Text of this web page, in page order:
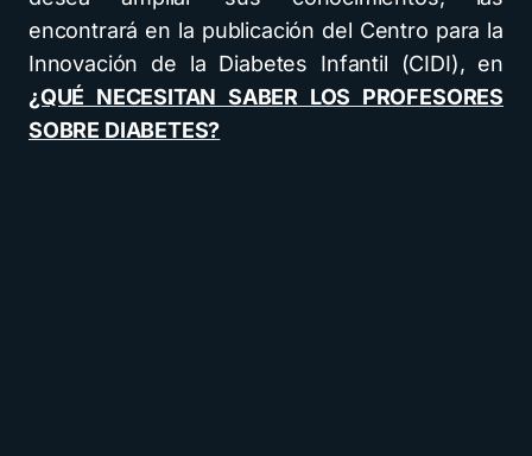
encontrará en la publicación del Centro para la
Innovación de la Diabetes Infantil (CIDI), en
¿QUÉ NECESITAN SABER LOS PROFESORES
SOBRE DIABETES?